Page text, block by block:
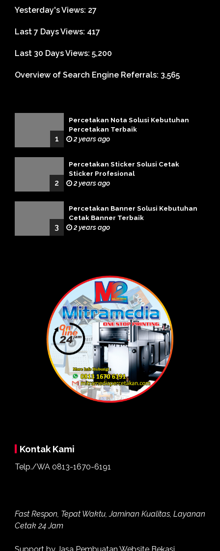
Yesterday's Views: 27
Last 7 Days Views: 417
Last 30 Days Views: 5,200
Overview of Search Engine Referrals: 3,565
1
Percetakan Nota Solusi Kebutuhan
Percetakan Terbaik
2 years ago
2
Percetakan Sticker Solusi Cetak
Sticker Profesional
2 years ago
3
Percetakan Banner Solusi Kebutuhan
Cetak Banner Terbaik
2 years ago
Kontak Kami
Telp./WA 0813-1670-6191
Fast Respon, Tepat Waktu, Jaminan Kualitas, Layanan
Cetak 24 Jam